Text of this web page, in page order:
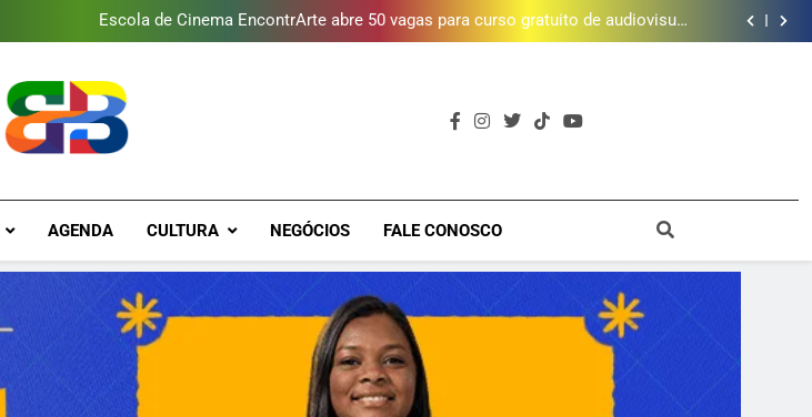
na Baixada Fluminense
Programa ambiental arrecada mais de 2 mil litros de óleo de cozinha usado e
amplia rede de coleta em 18 municípios
Novo Sesc Duque de Caxias terá piscina, quadra esportiva e diversos serviços em
Escola de Cinema EncontrArte abre 50 vagas para curso gratuito de audiovisual
Programa ambiental arrecada mais de 2 mil litros de óleo de cozinha usado e
amplia rede de coleta em 18 municípios
Novo Sesc Duque de Caxias terá piscina, quadra esportiva e diversos serviços em
Brava Baixada
AGENDA CULTURA NEGÓCIOS FALE CONOSCO